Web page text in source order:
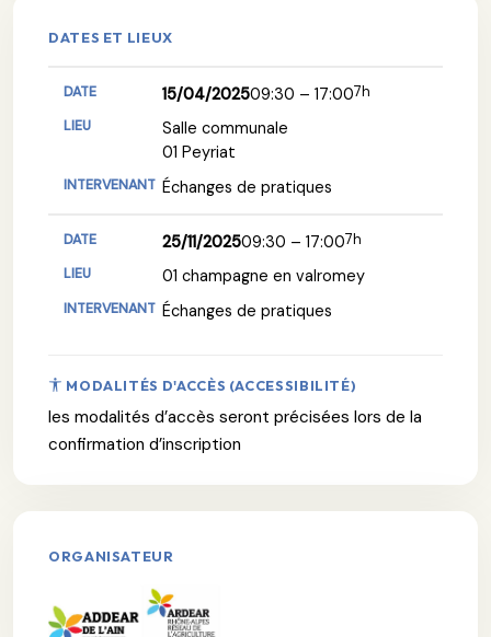
DATES ET LIEUX
15/04/202509:30 – 17:007h
Salle communale
01 Peyriat
Échanges de pratiques
25/11/202509:30 – 17:007h
01 champagne en valromey
Échanges de pratiques
MODALITÉS D'ACCÈS (ACCESSIBILITÉ)
les modalités d’accès seront précisées lors de la
confirmation d’inscription
ORGANISATEUR